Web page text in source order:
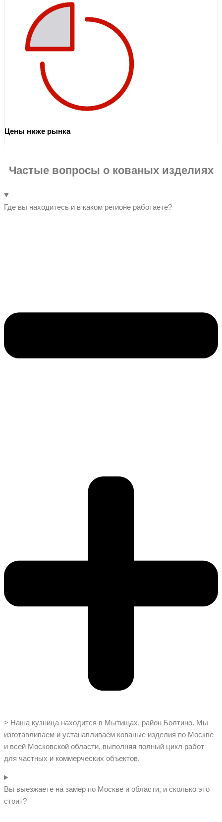
Цены ниже рынка
Частые вопросы о кованых изделиях
Где вы находитесь и в каком регионе работаете?
> Наша кузница находится в Мытищах, район Болтино. Мы
изготавливаем и устанавливаем кованые изделия по Москве
и всей Московской области, выполняя полный цикл работ
для частных и коммерческих объектов.
Вы выезжаете на замер по Москве и области, и сколько это
стоит?